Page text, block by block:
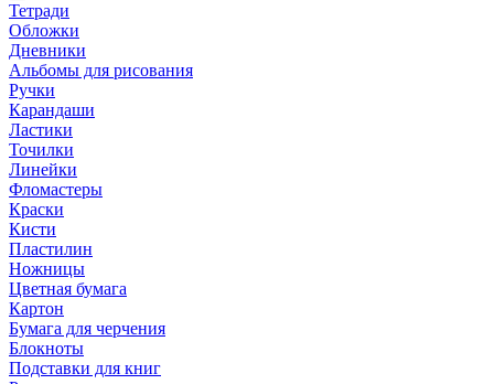
Тетради
Обложки
Дневники
Альбомы для рисования
Ручки
Карандаши
Ластики
Точилки
Линейки
Фломастеры
Краски
Кисти
Пластилин
Ножницы
Цветная бумага
Картон
Бумага для черчения
Блокноты
Подставки для книг